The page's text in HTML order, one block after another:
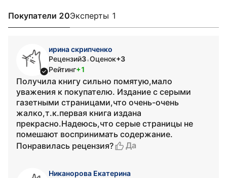
Покупатели 20Эксперты 1
ирина скрипченко
Рецензий3•Оценок+3
Рейтинг+1
Получила книгу сильно помятую,мало
уважения к покупателю. Издание с серыми
газетными страницами,что очень-очень
жалко,т.к.первая книга издана
прекрасно.Надеюсь,что серые страницы не
помешают воспринимать содержание.
Понравилась рецензия?
Да
Никанорова Екатерина